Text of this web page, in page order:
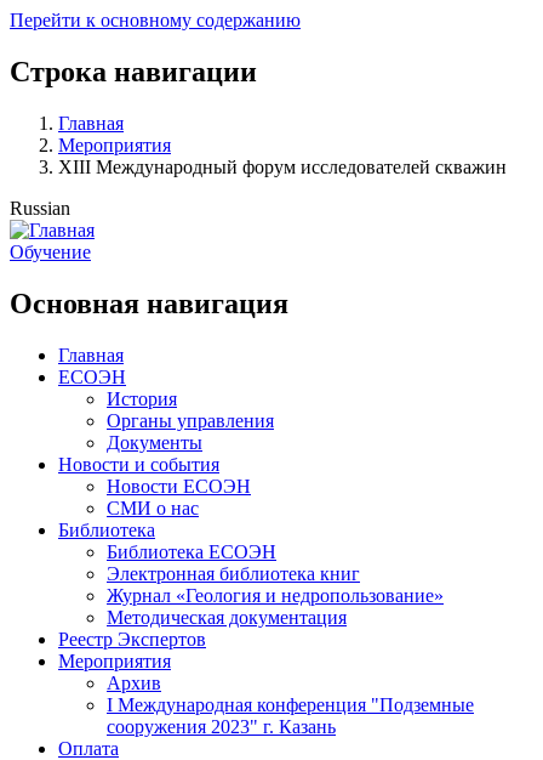
Перейти к основному содержанию
Строка навигации
Главная
Мероприятия
XIII Международный форум исследователей скважин
Russian
Обучение
Основная навигация
Главная
ЕСОЭН
История
Органы управления
Документы
Новости и события
Новости ЕСОЭН
СМИ о нас
Библиотека
Библиотека ЕСОЭН
Электронная библиотека книг
Журнал «Геология и недропользование»
Методическая документация
Реестр Экспертов
Мероприятия
Архив
I Международная конференция "Подземные
сооружения 2023" г. Казань
Оплата